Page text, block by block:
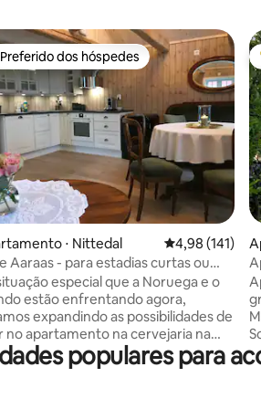
média de 5, 293 avaliações
os melhores preferidos dos hóspedes
Preferido dos hóspedes
⋅ Nittedal 4,98 de uma
4,98 (141)
Aaraas - para estadias curtas ou
longas!especial que a Noruega e o
estão enfrentando agora,
expandindo as possibilidades de
no apartamento na cervejaria na
Aaraa. Talvez você e sua
ou alguém da sua família,
d
populares para